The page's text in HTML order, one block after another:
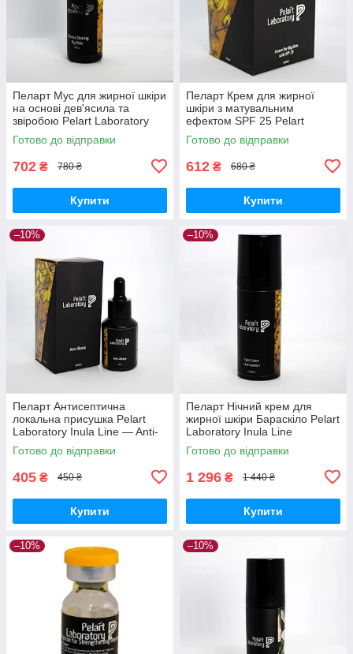
Пеларт Мус для жирної шкіри
на основі дев'ясила та
звіробою Pelart Laboratory
Inula Line Mousse, 180 мл
Готово до відправки
702 ₴ 780 ₴
Купити
Пеларт Крем для жирної
шкіри з матувальним
ефектом SPF 25 Pelart
Laboratory Inula Line Cream
For Oily Skin
Готово до відправки
612 ₴ 680 ₴
Купити
–10%
Пеларт Антисептична
локальна присушка Pelart
Laboratory Inula Line — Anti-
aknus, 30 мл
Готово до відправки
405 ₴ 450 ₴
Купити
–10%
Пеларт Нічний крем для
жирної шкіри Бараскіло Pelart
Laboratory Inula Line
Barraskilo, 50 мл
Готово до відправки
1 296 ₴ 1 440 ₴
Купити
–10% –10%